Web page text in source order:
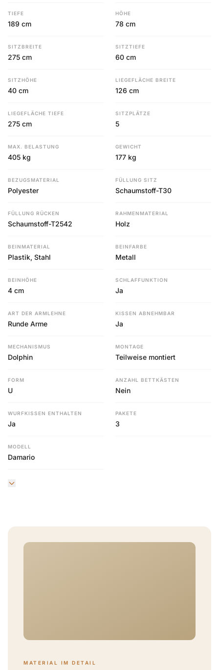
TIEFE
189 cm
HÖHE
78 cm
SITZBREITE
275 cm
SITZTIEFE
60 cm
SITZHÖHE
40 cm
LIEGEFLÄCHE BREITE
126 cm
LIEGEFLÄCHE TIEFE
275 cm
SITZPLÄTZE
5
MAX. BELASTUNG
405 kg
GEWICHT
177 kg
BEZUGSMATERIAL
Polyester
FÜLLUNG SITZ
Schaumstoff-T30
FÜLLUNG RÜCKEN
Schaumstoff-T2542
RAHMENMATERIAL
Holz
BEINMATERIAL
Plastik, Stahl
BEINFARBE
Metall
BEINHÖHE
4 cm
SCHLAFFUNKTION
Ja
ART DER ARMLEHNE
Runde Arme
KISSEN ABNEHMBAR
Ja
MECHANISMUS
Dolphin
MONTAGE
Teilweise montiert
FORM
U
ANZAHL BETTKÄSTEN
Nein
WURFKISSEN ENTHALTEN
Ja
PAKETE
3
MODELL
Damario
MATERIAL IM DETAIL